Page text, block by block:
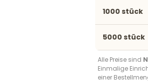
1000 stück
5000 stück
Alle Preise sind
Einmalige
einer